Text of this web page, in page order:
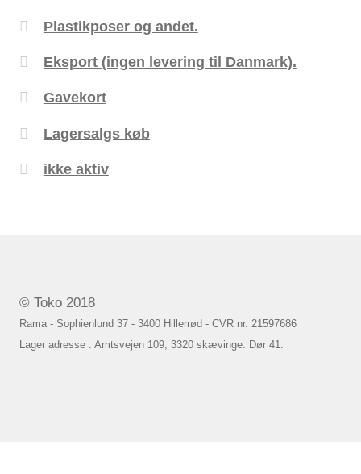
Plastikposer og andet.
Eksport (ingen levering til Danmark).
Gavekort
Lagersalgs køb
ikke aktiv
© Toko 2018
Rama - Sophienlund 37 - 3400 Hillerrød - CVR nr. 21597686
Lager adresse : Amtsvejen 109, 3320 skævinge. Dør 41.